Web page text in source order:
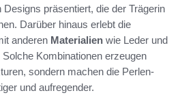
präsentiert, die der Trägerin
Darüber hinaus erlebt die
anderen Materialien wie Leder und
Kombinationen erzeugen
sondern machen die Perlen-
und aufregender.